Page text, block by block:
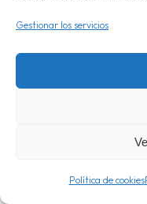
Gestionar los servicios
Política de cookies
©
Todos